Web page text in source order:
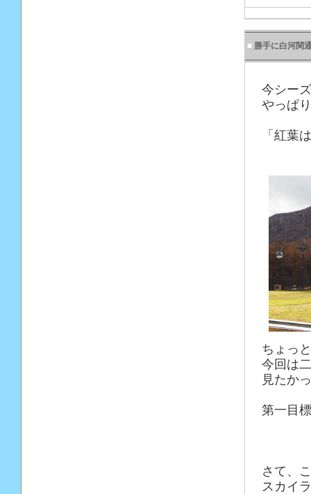
■ 勝手に白河関
今シー
やっぱ
「紅葉
ちょっ
今回は
見たか
第一目
さて、
スカイ